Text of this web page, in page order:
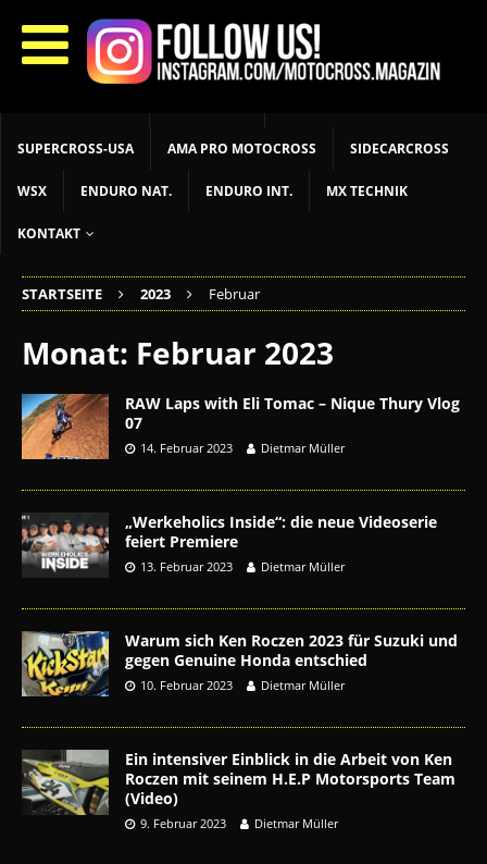
START LIVETIMING MX NEWS MX YOUTH
MX WOMEN MXGP ADAC MX MASTERS MOTOCROSS INT
SUPERCROSS-USA AMA PRO MOTOCROSS SIDECARCROSS
WSX ENDURO NAT. ENDURO INT. MX TECHNIK
KONTAKT
STARTSEITE 2023 Februar
Monat: Februar 2023
RAW Laps with Eli Tomac – Nique Thury Vlog
07
14. Februar 2023 Dietmar Müller
„Werkeholics Inside“: die neue Videoserie
feiert Premiere
13. Februar 2023 Dietmar Müller
Warum sich Ken Roczen 2023 für Suzuki und
gegen Genuine Honda entschied
10. Februar 2023 Dietmar Müller
Ein intensiver Einblick in die Arbeit von Ken
Roczen mit seinem H.E.P Motorsports Team
(Video)
9. Februar 2023 Dietmar Müller